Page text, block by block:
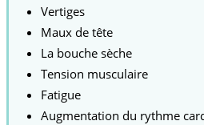
Vertiges
Maux de tête
La bouche sèche
Tension musculaire
Fatigue
Augmentation du rythme